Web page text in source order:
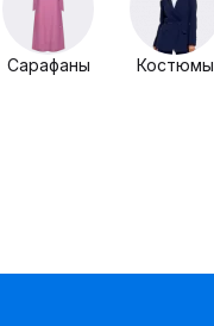
Сарафаны Костюмы